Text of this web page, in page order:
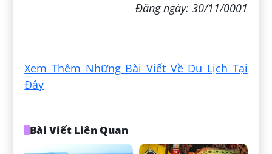
Đăng ngày: 30/11/0001
Xem Thêm Những Bài Viết Về Du Lịch Tại
Đây
Bài Viết Liên Quan